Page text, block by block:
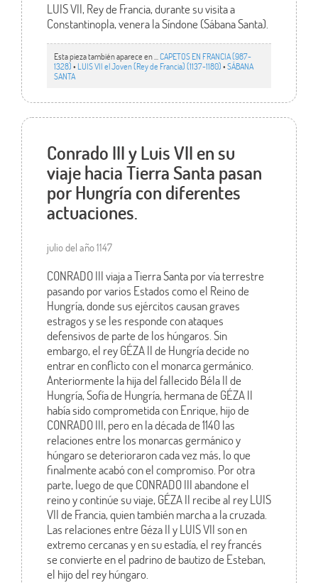
LUIS VII, Rey de Francia, durante su visita a
Constantinopla, venera la Síndone (Sábana Santa).
Esta pieza también aparece en ... CAPETOS EN FRANCIA (987-
1328)• LUIS VII el Joven (Rey de Francia) (1137-1180)•SÁBANA
SANTA
Conrado III y Luis VII en su
viaje hacia Tierra Santa pasan
por Hungría con diferentes
actuaciones.
julio del año 1147
CONRADO III viaja a Tierra Santa por vía terrestre
pasando por varios Estados como el Reino de
Hungría, donde sus ejércitos causan graves
estragos y se les responde con ataques
defensivos de parte de los húngaros. Sin
embargo, el rey GÉZA II de Hungría decide no
entrar en conflicto con el monarca germánico.
Anteriormente la hija del fallecido Béla II de
Hungría, Sofía de Hungría, hermana de GÉZA II
había sido comprometida con Enrique, hijo de
CONRADO III, pero en la década de 1140 las
relaciones entre los monarcas germánico y
húngaro se deterioraron cada vez más, lo que
finalmente acabó con el compromiso. Por otra
parte, luego de que CONRADO III abandone el
reino y continúe su viaje, GÉZA II recibe al rey LUIS
VII de Francia, quien también marcha a la cruzada.
Las relaciones entre Géza II y LUIS VII son en
extremo cercanas y en su estadía, el rey francés
se convierte en el padrino de bautizo de Esteban,
el hijo del rey húngaro.